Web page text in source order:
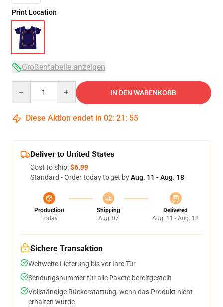
Print Location
Größentabelle anzeigen
IN DEN WARENKORB
Diese Aktion endet in 02: 21 : 54
Deliver to United States
Cost to ship:$6.99
Standard - Order today to get byAug. 11 - Aug. 18
Production
Today
Shipping
Aug. 07
Delivered
Aug. 11 - Aug. 18
Sichere Transaktion
Weltweite Lieferung bis vor Ihre Tür
Sendungsnummer für alle Pakete bereitgestellt
Vollständige Rückerstattung, wenn das Produkt nicht
erhalten wurde